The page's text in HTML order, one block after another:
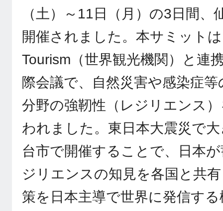
（土）～11日（月）の3日間
開催されました。本サミット
Tourism（世界観光機関）と連
際会議で、自然災害や感染症
分野の強靭性（レジリエンス
われました。東日本大震災で
台市で開催することで、日本
ジリエンスの知見を各国と共
策を日本主導で世界に発信す